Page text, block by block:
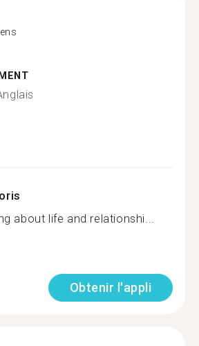
about life and relationshi...
Obtenir l'appli